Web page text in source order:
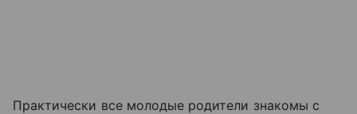
Практически все молодые родители знакомы с